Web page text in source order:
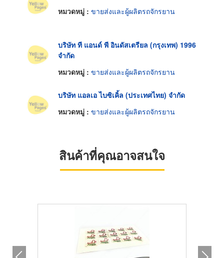
หมวดหมู่ : ขายส่งและผู้ผลิตรถจักรยาน
บริษัท ที แอนด์ พี อินดัสเตรียล (กรุงเทพ) 1996
จำกัด
หมวดหมู่ : ขายส่งและผู้ผลิตรถจักรยาน
บริษัท แอลเอ ไบซิเคิ้ล (ประเทศไทย) จำกัด
หมวดหมู่ : ขายส่งและผู้ผลิตรถจักรยาน
สินค้าที่คุณอาจสนใจ